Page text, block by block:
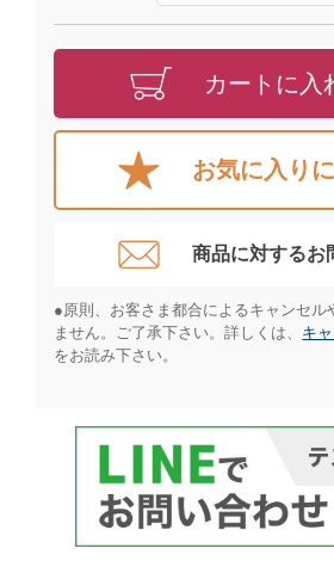
カートに入
お気に入り
商品に対するお
●原則、お客さま都合によるキャンセル
ません。ご了承下さい。詳しくは、 キ
をお読み下さい。​